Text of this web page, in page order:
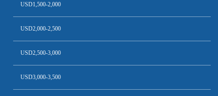
USD1,500-2,000
USD2,000-2,500
USD2,500-3,000
USD3,000-3,500